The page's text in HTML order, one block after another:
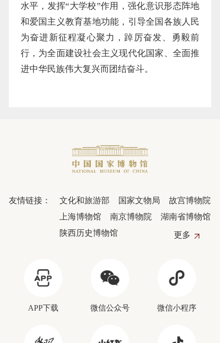
水平，发挥“大学校”作用，强化意识形态阵地
和爱国主义教育基地功能，引导全国各族人民
为奋进新征程凝心聚力，踔厉奋发、勇毅前
行，为全面建设社会主义现代化国家、全面推
进中华民族伟大复兴而团结奋斗。
友情链接： 文化和旅游部 国家文物局
故宫博物院
上海博物馆
南京博物院
湖南省博物馆
陕西历史博物馆
更多
APP下载 微信公众号 微信小程序